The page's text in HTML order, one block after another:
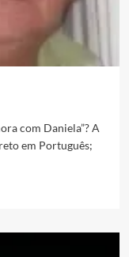
com Daniela”? A
em Português;